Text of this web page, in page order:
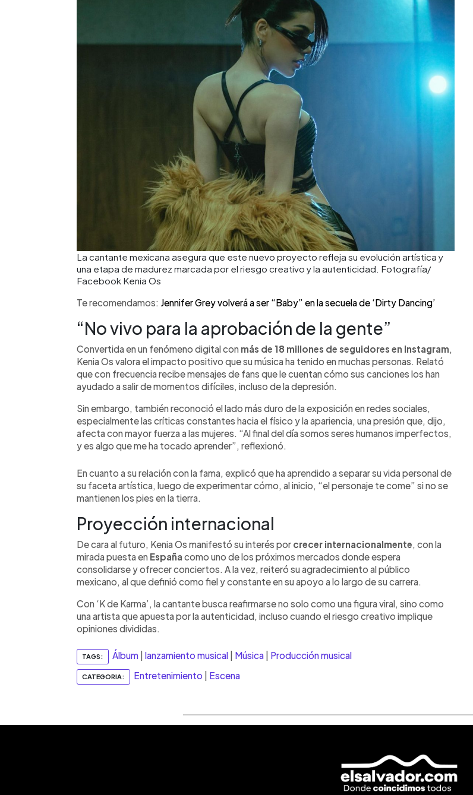
La cantante mexicana asegura que este nuevo proyecto refleja su evolución artística y
una etapa de madurez marcada por el riesgo creativo y la autenticidad. Fotografía/
Facebook Kenia Os
Te recomendamos: Jennifer Grey volverá a ser “Baby” en la secuela de ‘Dirty Dancing’
“No vivo para la aprobación de la gente”
Convertida en un fenómeno digital con más de 18 millones de seguidores en Instagram,
Kenia Os valora el impacto positivo que su música ha tenido en muchas personas. Relató
que con frecuencia recibe mensajes de fans que le cuentan cómo sus canciones los han
ayudado a salir de momentos difíciles, incluso de la depresión.
Sin embargo, también reconoció el lado más duro de la exposición en redes sociales,
especialmente las críticas constantes hacia el físico y la apariencia, una presión que, dijo,
afecta con mayor fuerza a las mujeres. “Al final del día somos seres humanos imperfectos,
y es algo que me ha tocado aprender”, reflexionó.
En cuanto a su relación con la fama, explicó que ha aprendido a separar su vida personal de
su faceta artística, luego de experimentar cómo, al inicio, “el personaje te come” si no se
mantienen los pies en la tierra.
Proyección internacional
De cara al futuro, Kenia Os manifestó su interés por crecer internacionalmente, con la
mirada puesta en España como uno de los próximos mercados donde espera
consolidarse y ofrecer conciertos. A la vez, reiteró su agradecimiento al público
mexicano, al que definió como fiel y constante en su apoyo a lo largo de su carrera.
Con ‘K de Karma’, la cantante busca reafirmarse no solo como una figura viral, sino como
una artista que apuesta por la autenticidad, incluso cuando el riesgo creativo implique
opiniones divididas.
TAGS: Álbum lanzamiento musical Música Producción musical
CATEGORIA: Entretenimiento Escena